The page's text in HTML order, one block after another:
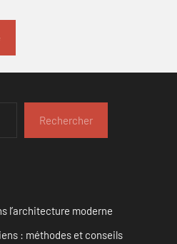
Rechercher
l’architecture moderne
: méthodes et conseils